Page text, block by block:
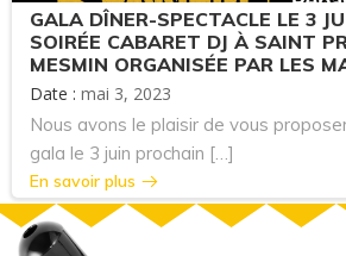
GALA DÎNER-SPECTACLE LE 3
SOIRÉE CABARET DJ À SAINT
MESMIN ORGANISÉE PAR LES
Date : mai 3, 2023
Nous avons le plaisir de vous
gala le 3 juin prochain […]
En savoir plus